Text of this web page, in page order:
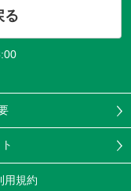
る
用規約